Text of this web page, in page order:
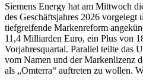
Siemens Energy hat am Mittwoch
des Geschäftsjahres 2026 vorgelegt
tiefgreifende Markenreform
11,4 Milliarden Euro, ein Plus von
Vorjahresquartal. Parallel teilte das
vom Namen und der Markenlizenz
als „Omterra“ auftreten zu wollen.